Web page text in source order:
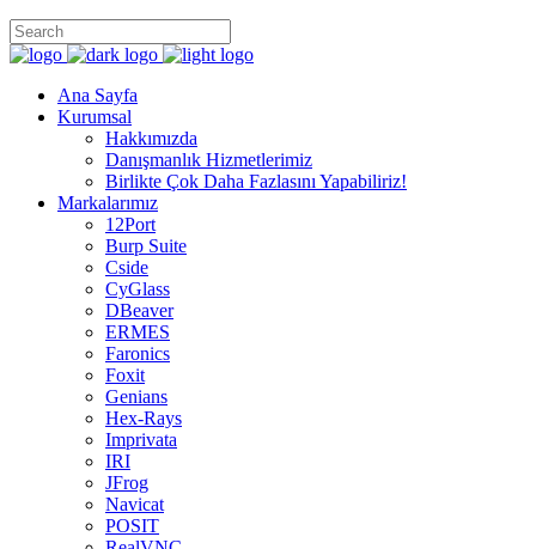
Ana Sayfa
Kurumsal
Hakkımızda
Danışmanlık Hizmetlerimiz
Birlikte Çok Daha Fazlasını Yapabiliriz!
Markalarımız
12Port
Burp Suite
Cside
CyGlass
DBeaver
ERMES
Faronics
Foxit
Genians
Hex-Rays
Imprivata
IRI
JFrog
Navicat
POSIT